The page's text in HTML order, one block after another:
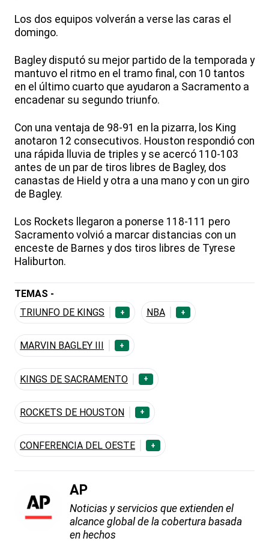
Los dos equipos volverán a verse las caras el
domingo.
Bagley disputó su mejor partido de la temporada y
mantuvo el ritmo en el tramo final, con 10 tantos
en el último cuarto que ayudaron a Sacramento a
encadenar su segundo triunfo.
Con una ventaja de 98-91 en la pizarra, los King
anotaron 12 consecutivos. Houston respondió con
una rápida lluvia de triples y se acercó 110-103
antes de un par de tiros libres de Bagley, dos
canastas de Hield y otra a una mano y con un giro
de Bagley.
Los Rockets llegaron a ponerse 118-111 pero
Sacramento volvió a marcar distancias con un
enceste de Barnes y dos tiros libres de Tyrese
Haliburton.
TEMAS -
TRIUNFO DE KINGS
+ NBA +
MARVIN BAGLEY III +
KINGS DE SACRAMENTO +
ROCKETS DE HOUSTON +
CONFERENCIA DEL OESTE +
AP
Noticias y servicios que extienden el
alcance global de la cobertura basada
en hechos